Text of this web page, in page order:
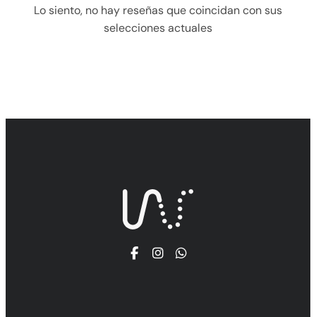
Lo siento, no hay reseñas que coincidan con sus
selecciones actuales